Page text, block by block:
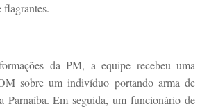
da PM, a equipe recebeu uma
sobre um indivíduo portando arma de
Parnaíba. Em seguida, um funcionário de